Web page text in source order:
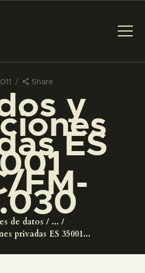
Share
y
ES
FM-
de datos
...
privadas ES 35001...
VISITA